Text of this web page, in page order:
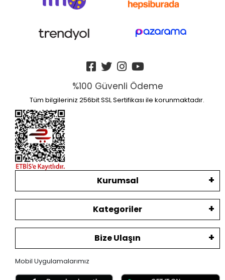
%100 Güvenli Ödeme
Tüm bilgileriniz 256bit SSL Sertifikası ile korunmaktadır.
Kurumsal
Kategoriler
Bize Ulaşın
Mobil Uygulamalarımız